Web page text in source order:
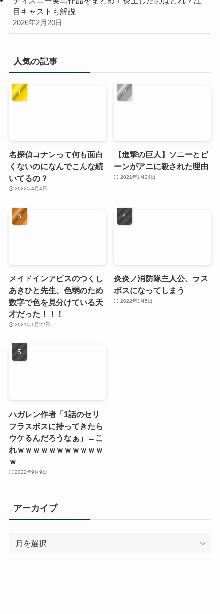
目キャストも解説
2026年2月20日
人気の記事
名探偵コナンって何も面白
くないのになんでこんな続
いてるの？
2022年4月4日
【進撃の巨人】ソニーとビ
ーンがアニに殺された理由
2021年1月24日
メイドインアビスのつくし
あきひと先生、色弱のため
数字で色を見分けている天
才だった！！！
2021年1月22日
炎炎ノ消防隊主人公、ラス
ボスになってしまう
2022年2月5日
ハガレン作者「1話のセリ
フラスボスに持ってきたら
ウケるんだろうなぁ」←こ
れｗｗｗｗｗｗｗｗｗｗｗ
ｗ
2022年9月9日
アーカイブ